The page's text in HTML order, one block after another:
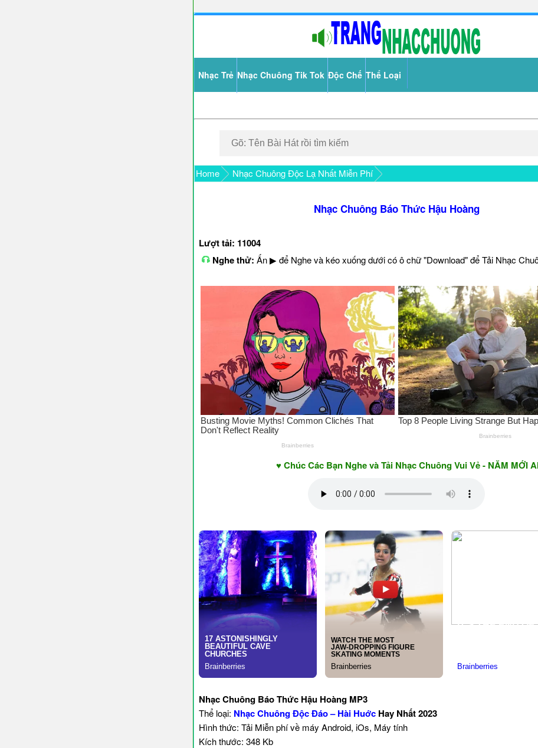
Nhạc Trẻ Nhạc Chuông Tik Tok Độc Chế Thể Loại
Home Nhạc Chuông Độc Lạ Nhất Miễn Phí
Nhạc Chuông Báo Thức Hậu Hoàng
Lượt tải: 11004
Nghe thử: Ấn ▶ để Nghe và kéo xuống dưới có ô chữ "Download" để Tải Nhạc
♥ Chúc Các Bạn Nghe và Tải Nhạc Chuông Vui Vẻ - NĂM MỚI AN
Nhạc Chuông Báo Thức Hậu Hoàng MP3
Thể loại: Nhạc Chuông Độc Đáo – Hài Huớc Hay Nhất 2023
Hình thức: Tải Miễn phí về máy Android, iOs, Máy tính
Kích thước: 348 Kb